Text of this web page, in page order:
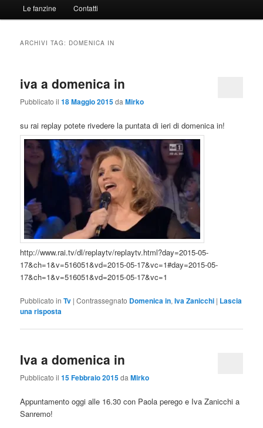
Le fanzine Contatti
ARCHIVI TAG: DOMENICA IN
iva a domenica in
Pubblicato il18 Maggio 2015daMirko
su rai replay potete rivedere la puntata di ieri di domenica in!
http://www.rai.tv/dl/replaytv/replaytv.html?day=2015-05-
17&ch=1&v=516051&vd=2015-05-17&vc=1#day=2015-05-
17&ch=1&v=516051&vd=2015-05-17&vc=1
Pubblicato in Tv |Contrassegnato Domenica in,Iva Zanicchi | Lascia
una risposta
Iva a domenica in
Pubblicato il15 Febbraio 2015daMirko
Appuntamento oggi alle 16.30 con Paola perego e Iva Zanicchi a
Sanremo!